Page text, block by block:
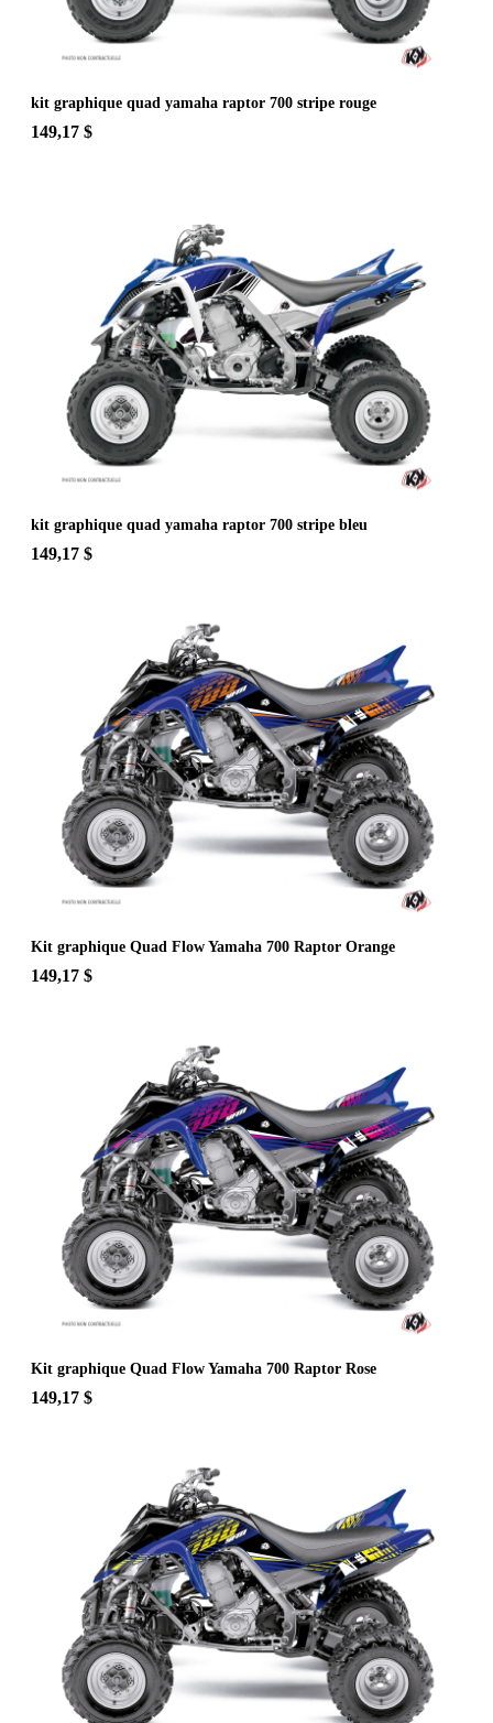
kit graphique quad yamaha raptor 700 stripe rouge
149,17 $
kit graphique quad yamaha raptor 700 stripe bleu
149,17 $
Kit graphique Quad Flow Yamaha 700 Raptor Orange
149,17 $
Kit graphique Quad Flow Yamaha 700 Raptor Rose
149,17 $